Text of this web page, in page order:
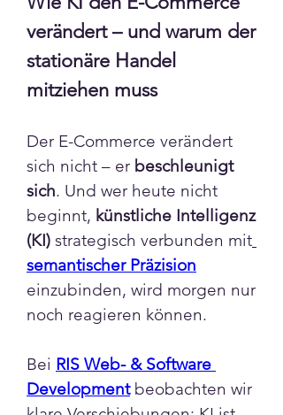
verändert – und warum der
stationäre Handel
mitziehen muss
Der E-Commerce verändert
sich nicht – er beschleunigt
sich. Und wer heute nicht
beginnt, künstliche Intelligenz
(KI) strategisch verbunden mit
semantischer Präzision
einzubinden, wird morgen nur
noch reagieren können.
Bei RIS Web- & Software
Development beobachten wir